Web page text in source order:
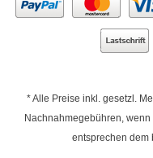
* Alle Preise inkl. gesetzl.
Nachnahmegebühren,
entsprechen dem